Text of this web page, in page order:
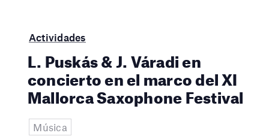
Actividades
L. Puskás & J. Váradi en
concierto en el marco del XI
Mallorca Saxophone Festival
Música